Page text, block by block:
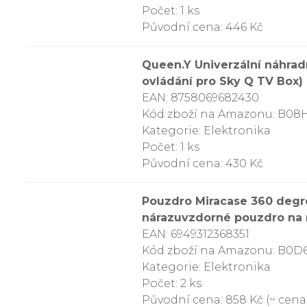
Počet: 1 ks
Původní cena: 446 Kč
Queen.Y Univerzální
ovládání pro Sky Q TV Box)
EAN: 8758069682430
Kód zboží na Amazonu:
Kategorie: Elektronika
Počet: 1 ks
Původní cena: 430 Kč
Pouzdro Miracase 360
nárazuvzdorné pouzdro
EAN: 6949312368351
Kód zboží na Amazonu:
Kategorie: Elektronika
Počet: 2 ks
Původní cena: 858 Kč (~ cena